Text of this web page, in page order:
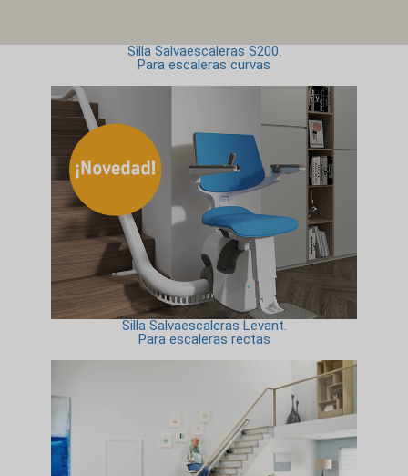
Silla Salvaescaleras S200.
Para escaleras curvas
Silla Salvaescaleras Levant.
Para escaleras rectas